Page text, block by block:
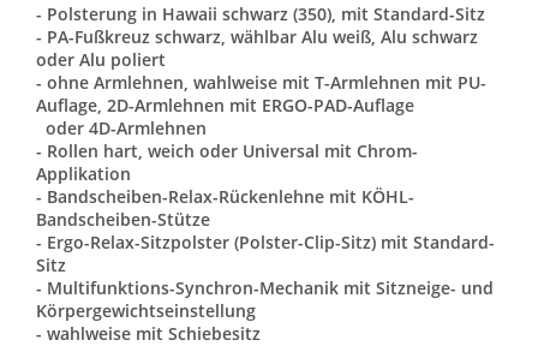
- Polsterung in Hawaii schwarz (350), mit Standard-Sitz
- PA-Fußkreuz schwarz, wählbar Alu weiß, Alu schwarz
oder Alu poliert
- ohne Armlehnen, wahlweise mit T-Armlehnen mit PU-
Auflage, 2D-Armlehnen mit ERGO-PAD-Auflage
oder 4D-Armlehnen
- Rollen hart, weich oder Universal mit Chrom-
Applikation
- Bandscheiben-Relax-Rückenlehne mit KÖHL-
Bandscheiben-Stütze
- Ergo-Relax-Sitzpolster (Polster-Clip-Sitz) mit Standard-
Sitz
- Multifunktions-Synchron-Mechanik mit Sitzneige- und
Körpergewichtseinstellung
- wahlweise mit Schiebesitz